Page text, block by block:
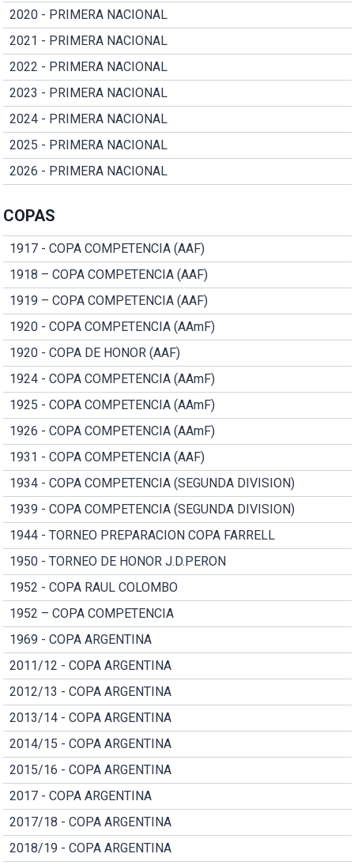
2020 - PRIMERA NACIONAL
2021 - PRIMERA NACIONAL
2022 - PRIMERA NACIONAL
2023 - PRIMERA NACIONAL
2024 - PRIMERA NACIONAL
2025 - PRIMERA NACIONAL
2026 - PRIMERA NACIONAL
COPAS
1917 - COPA COMPETENCIA (AAF)
1918 – COPA COMPETENCIA (AAF)
1919 – COPA COMPETENCIA (AAF)
1920 - COPA COMPETENCIA (AAmF)
1920 - COPA DE HONOR (AAF)
1924 - COPA COMPETENCIA (AAmF)
1925 - COPA COMPETENCIA (AAmF)
1926 - COPA COMPETENCIA (AAmF)
1931 - COPA COMPETENCIA (AAF)
1934 - COPA COMPETENCIA (SEGUNDA DIVISION)
1939 - COPA COMPETENCIA (SEGUNDA DIVISION)
1944 - TORNEO PREPARACION COPA FARRELL
1950 - TORNEO DE HONOR J.D.PERON
1952 - COPA RAUL COLOMBO
1952 – COPA COMPETENCIA
1969 - COPA ARGENTINA
2011/12 - COPA ARGENTINA
2012/13 - COPA ARGENTINA
2013/14 - COPA ARGENTINA
2014/15 - COPA ARGENTINA
2015/16 - COPA ARGENTINA
2017 - COPA ARGENTINA
2017/18 - COPA ARGENTINA
2018/19 - COPA ARGENTINA